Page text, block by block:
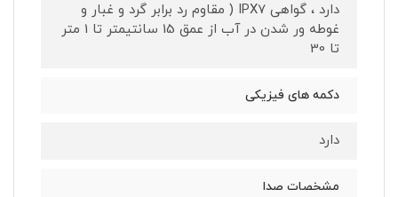
دارد ، گواهی IPX7 ( مقاوم رد برابر گرد و غبار و
غوطه ور شدن در آب از عمق 15 سانتیمتر تا 1 متر
تا 30
دکمه های فیزیکی
دارد
مشخصات صدا